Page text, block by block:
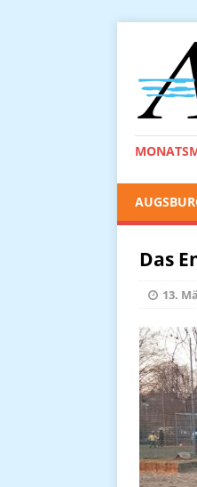
Das
13.